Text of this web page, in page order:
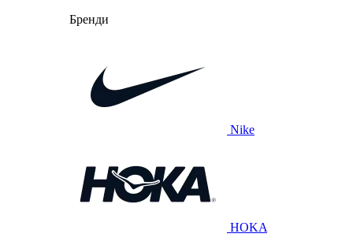
Бренди
Nike
HOKA